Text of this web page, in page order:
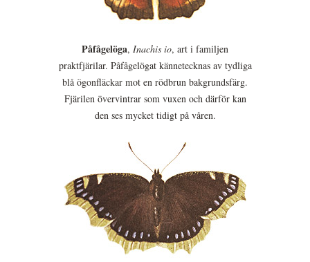
Påfågelöga, Inachis io, art i familjen
praktfjärilar. Påfågelögat kännetecknas av tydliga
blå ögonfläckar mot en rödbrun bakgrundsfärg.
Fjärilen övervintrar som vuxen och därför kan
den ses mycket tidigt på våren.